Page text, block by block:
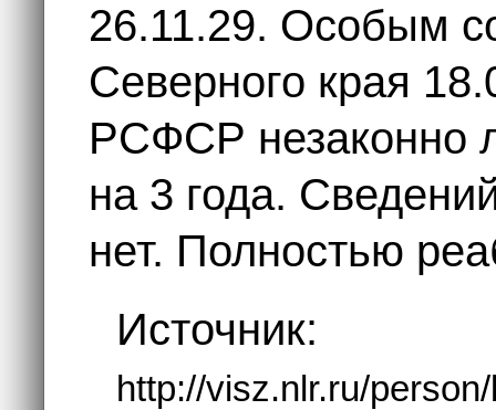
26.11.29. Особым
Северного края
РСФСР незаконно
на 3 года.
нет. Полностью
Источник:
http://visz.nlr.ru/